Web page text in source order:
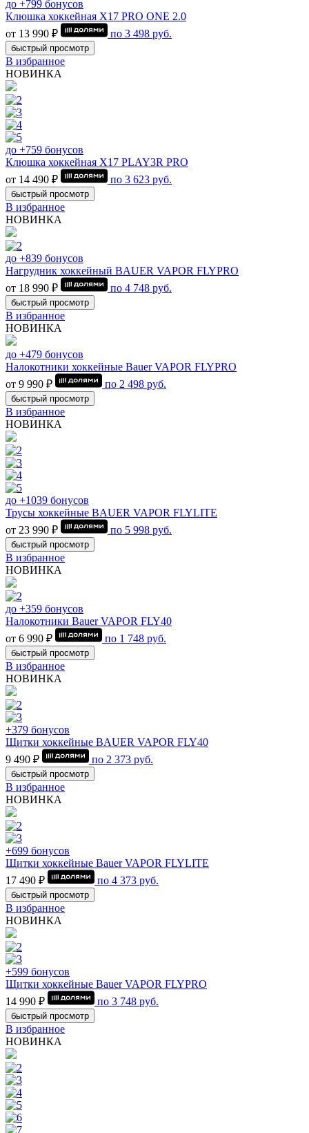
до +799 бонусов
Клюшка хоккейная Х17 PRO ONE 2.0
от 13 990 ₽
по 3 498 руб.
быстрый просмотр
В избранное
НОВИНКА
до +759 бонусов
Клюшка хоккейная Х17 PLAY3R PRO
от 14 490 ₽
по 3 623 руб.
быстрый просмотр
В избранное
НОВИНКА
до +839 бонусов
Нагрудник хоккейный BAUER VAPOR FLYPRO
от 18 990 ₽
по 4 748 руб.
быстрый просмотр
В избранное
НОВИНКА
до +479 бонусов
Налокотники хоккейные Bauer VAPOR FLYPRO
от 9 990 ₽
по 2 498 руб.
быстрый просмотр
В избранное
НОВИНКА
до +1039 бонусов
Трусы хоккейные BAUER VAPOR FLYLITE
от 23 990 ₽
по 5 998 руб.
быстрый просмотр
В избранное
НОВИНКА
до +359 бонусов
Налокотники Bauer VAPOR FLY40
от 6 990 ₽
по 1 748 руб.
быстрый просмотр
В избранное
НОВИНКА
+379 бонусов
Щитки хоккейные BAUER VAPOR FLY40
9 490 ₽
по 2 373 руб.
быстрый просмотр
В избранное
НОВИНКА
+699 бонусов
Щитки хоккейные Bauer VAPOR FLYLITE
17 490 ₽
по 4 373 руб.
быстрый просмотр
В избранное
НОВИНКА
+599 бонусов
Щитки хоккейные Bauer VAPOR FLYPRO
14 990 ₽
по 3 748 руб.
быстрый просмотр
В избранное
НОВИНКА